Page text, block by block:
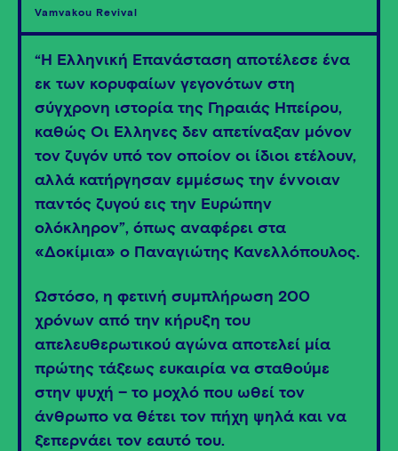
Vamvakou Revival
“Η Ελληνική Επανάσταση αποτέλεσε ένα
εκ των κορυφαίων γεγονότων στη
σύγχρονη ιστορία της Γηραιάς Ηπείρου,
καθώς Οι Έλληνες δεν απετίναξαν μόνον
τον ζυγόν υπό τον οποίον οι ίδιοι ετέλουν,
αλλά κατήργησαν εμμέσως την έννοιαν
παντός ζυγού εις την Ευρώπην
ολόκληρον”, όπως αναφέρει στα
«Δοκίμια» ο Παναγιώτης Κανελλόπουλος.
Ωστόσο, η φετινή συμπλήρωση 200
χρόνων από την κήρυξη του
απελευθερωτικού αγώνα αποτελεί μία
πρώτης τάξεως ευκαιρία να σταθούμε
στην ψυχή – το μοχλό που ωθεί τον
άνθρωπο να θέτει τον πήχη ψηλά και να
ξεπερνάει τον εαυτό του.